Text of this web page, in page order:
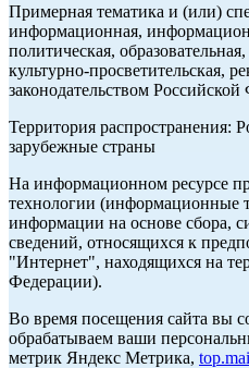
Примерная тематика и (или)
информационная,
политическая,
культурно-просветительская,
законодательством
Территория распространения:
зарубежные страны
На информационном ресурсе
технологии (информационные
информации на основе сбора,
сведений, относящихся к
"Интернет", находящихся на
Федерации).
Во время посещения сайта вы
обрабатываем ваши
метрик Яндекс Метрика,